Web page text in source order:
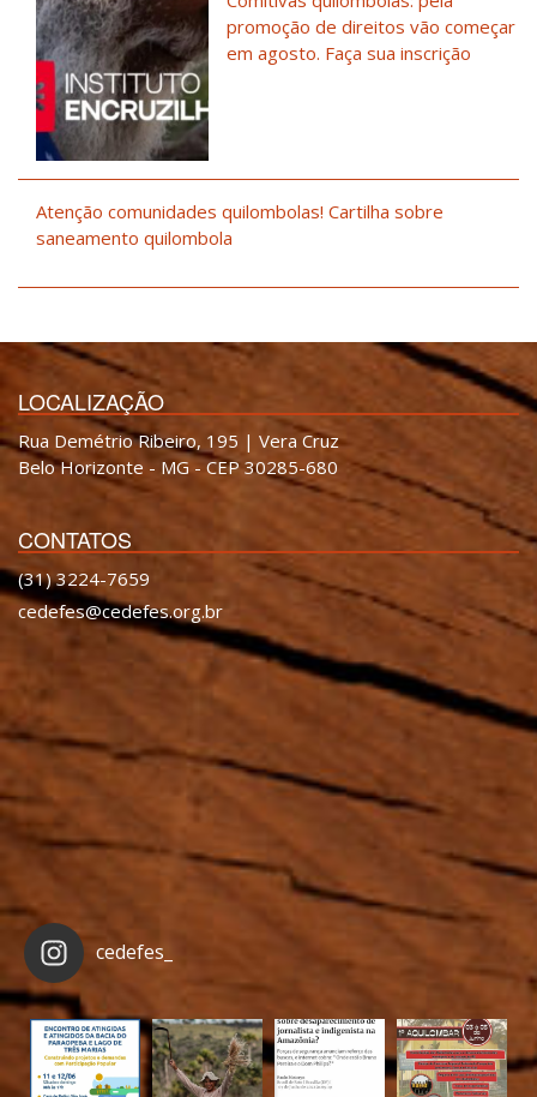
promoção de direitos vão começar
em agosto. Faça sua inscrição
Atenção comunidades quilombolas! Cartilha sobre
saneamento quilombola
LOCALIZAÇÃO
Rua Demétrio Ribeiro, 195 | Vera Cruz
Belo Horizonte - MG - CEP 30285-680
CONTATOS
(31) 3224-7659
cedefes@cedefes.org.br
cedefes_